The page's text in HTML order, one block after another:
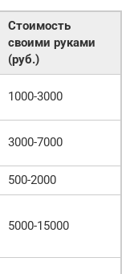
Стоимость
своими руками
(руб.)
1000-3000
3000-7000
500-2000
5000-15000